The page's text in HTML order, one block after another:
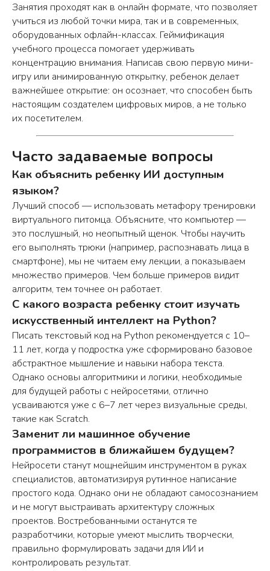
Занятия проходят как в онлайн формате, что позволяет
учиться из любой точки мира, так и в современных,
оборудованных офлайн-классах. Геймификация
учебного процесса помогает удерживать
концентрацию внимания. Написав свою первую мини-
игру или анимированную открытку, ребенок делает
важнейшее открытие: он осознает, что способен быть
настоящим создателем цифровых миров, а не только
их посетителем.
Часто задаваемые вопросы
Как объяснить ребенку ИИ доступным
языком?
Лучший способ — использовать метафору тренировки
виртуального питомца. Объясните, что компьютер —
это послушный, но неопытный щенок. Чтобы научить
его выполнять трюки (например, распознавать лица в
смартфоне), мы не читаем ему лекции, а показываем
множество примеров. Чем больше примеров видит
алгоритм, тем точнее он работает.
С какого возраста ребенку стоит изучать
искусственный интеллект на Python?
Писать текстовый код на Python рекомендуется с 10–
11 лет, когда у подростка уже сформировано базовое
абстрактное мышление и навыки набора текста.
Однако основы алгоритмики и логики, необходимые
для будущей работы с нейросетями, отлично
усваиваются уже с 6–7 лет через визуальные среды,
такие как Scratch.
Заменит ли машинное обучение
программистов в ближайшем будущем?
Нейросети станут мощнейшим инструментом в руках
специалистов, автоматизируя рутинное написание
простого кода. Однако они не обладают самосознанием
и не могут выстраивать архитектуру сложных
проектов. Востребованными останутся те
разработчики, которые умеют мыслить творчески,
правильно формулировать задачи для ИИ и
контролировать результат.
Ежедневно c 9:30 до 21:00 (мск)
Вопрос-ответ
Отзывы
Шкодишь
Преподаватели
Программы обучения
Наши курсы
Процесс
обучения
О нас
Политика конфиденциальности
Договор оферты
© 2020 -2026 Школа программирования
для детей шКОД
ишь